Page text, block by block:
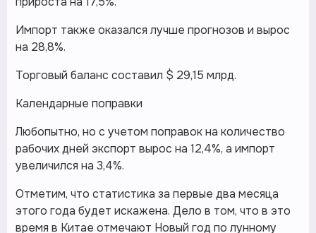
Импорт также оказался лучше прогнозов и вырос
на 28,8%.
Торговый баланс составил $ 29,15 млрд.
Календарные поправки
Любопытно, но с учетом поправок на количество
рабочих дней экспорт вырос на 12,4%, а импорт
увеличился на 3,4%.
Отметим, что статистика за первые два месяца
этого года будет искажена. Дело в том, что в это
время в Китае отмечают Новый год по лунному